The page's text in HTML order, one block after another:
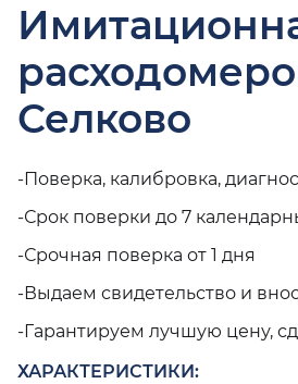
Селково
-Поверка, калибровка,
-Срок поверки до 7
-Срочная поверка от 1 дня
-Выдаем свидетельство и
-Гарантируем лучшую цену,
ХАРАКТЕРИСТИКИ: